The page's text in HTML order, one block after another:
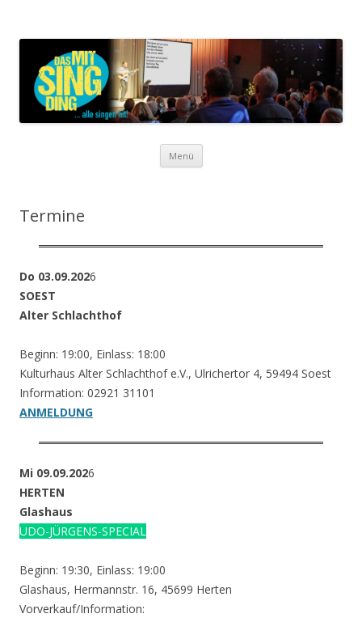
Menü Zum Inhalt springen
Termine
Do 03.09.2026
SOEST
Alter Schlachthof
Beginn: 19:00, Einlass: 18:00
Kulturhaus Alter Schlachthof e.V., Ulrichertor 4, 59494 Soest
Information: 02921 31101
ANMELDUNG
Mi 09.09.2026
HERTEN
Glashaus
UDO-JÜRGENS-SPECIAL
Beginn: 19:30, Einlass: 19:00
Glashaus, Hermannstr. 16, 45699 Herten
Vorverkauf/Information: